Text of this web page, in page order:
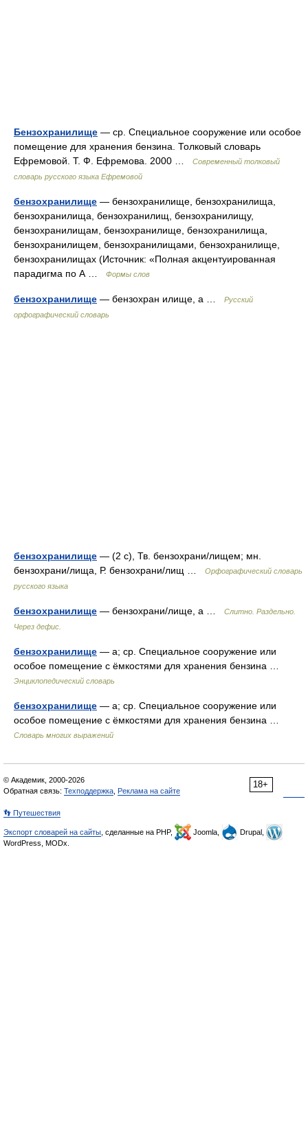
Бензохранилище — ср. Специальное сооружение или особое
помещение для хранения бензина. Толковый словарь
Ефремовой. Т. Ф. Ефремова. 2000 …
Современный толковый
словарь русского языка Ефремовой
бензохранилище — бензохранилище, бензохранилища,
бензохранилища, бензохранилищ, бензохранилищу,
бензохранилищам, бензохранилище, бензохранилища,
бензохранилищем, бензохранилищами, бензохранилище,
бензохранилищах (Источник: «Полная акцентуированная
парадигма по А …
Формы слов
бензохранилище — бензохран илище, а …
Русский
орфографический словарь
бензохранилище — (2 с), Тв. бензохрани/лищем; мн.
бензохрани/лища, Р. бензохрани/лищ …
Орфографический словарь
русского языка
бензохранилище — бензохрани/лище, а …
Слитно. Раздельно.
Через дефис.
бензохранилище — а; ср. Специальное сооружение или
особое помещение с ёмкостями для хранения бензина …
Энциклопедический словарь
бензохранилище — а; ср. Специальное сооружение или
особое помещение с ёмкостями для хранения бензина …
Словарь многих выражений
18+
© Академик, 2000-2026
Обратная связь: Техподдержка Реклама на сайте
👣 Путешествия
Экспорт словарей на сайты , сделанные на PHP, Joomla,
Drupal,
WordPress, MODx.